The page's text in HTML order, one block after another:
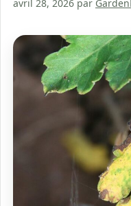
avril 28, 2026 par